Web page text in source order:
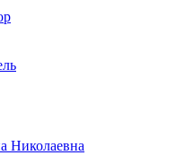
Николаевна